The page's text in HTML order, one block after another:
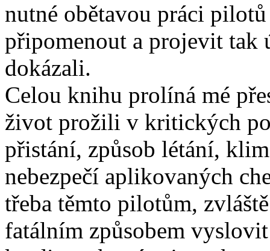
nutné obětavou práci
připomenout a projevit tak
dokázali.
Celou knihu prolíná mé
život prožili v kritických
přistání, způsob létání,
nebezpečí aplikovaných
třeba těmto pilotům,
fatálním způsobem